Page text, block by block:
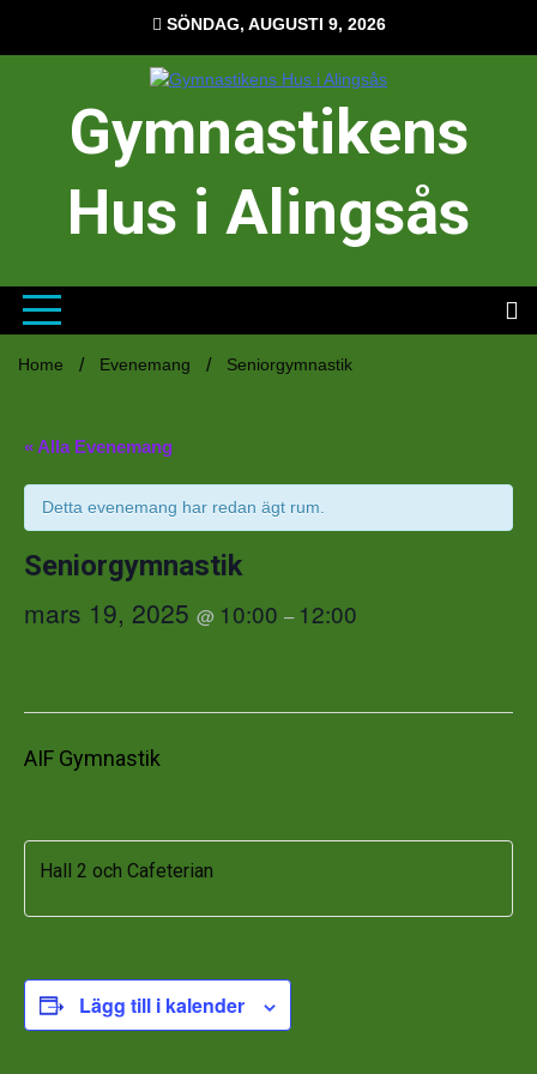
innehåll
SÖNDAG, AUGUSTI 9, 2026
Gymnastikens
Hus i Alingsås
Home Evenemang Seniorgymnastik
« Alla Evenemang
Detta evenemang har redan ägt rum.
Seniorgymnastik
mars 19, 2025 @ 10:00 – 12:00
AIF Gymnastik
Hall 2 och Cafeterian
Lägg till i kalender